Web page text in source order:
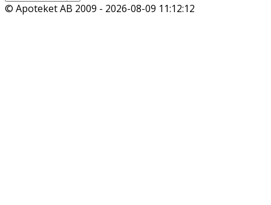
© Apoteket AB 2009 - 2026-08-09 11:12:12